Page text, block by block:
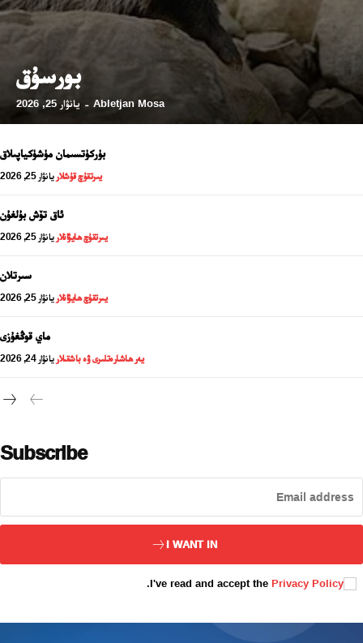
ئەزا بولاي
تور بېكىتىمىز
بورسۇق
Abletjan Mosa
- يانۋار 25, 2026
بۈركۈتسىمان مۈشۈكياپىلاق
يىرتقۇچ قۇشلار يانۋار 25, 2026
ئاق تۆش بۇلغۇن
يىرتقۇچ ھايۋانلار يانۋار 25, 2026
سىرتلان
يىرتقۇچ ھايۋانلار يانۋار 25, 2026
ماي قوڭغۇزى
يەر ھاشارەتلىرى ۋە باشقىلار يانۋار 24, 2026
Subscribe
I WANT IN
I've read and accept the Privacy Policy
.